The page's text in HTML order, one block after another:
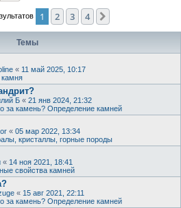
1 2 3 4
Темы
« 11 май 2025, 10:17
камня
Б « 21 янв 2024, 21:32
за камень? Определение камней
« 05 мар 2022, 13:34
кристаллы, горные породы
« 14 ноя 2021, 18:41
свойства камней
« 15 авг 2021, 22:11
за камень? Определение камней